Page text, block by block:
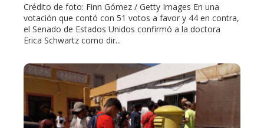
Crédito de foto: Finn Gómez / Getty Images En una
votación que contó con 51 votos a favor y 44 en contra,
el Senado de Estados Unidos confirmó a la doctora
Erica Schwartz como dir...